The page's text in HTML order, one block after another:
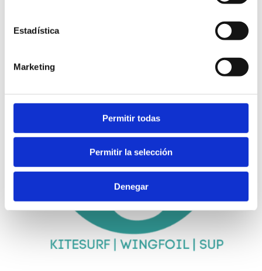
Estadística
Marketing
Permitir todas
Permitir la selección
Denegar